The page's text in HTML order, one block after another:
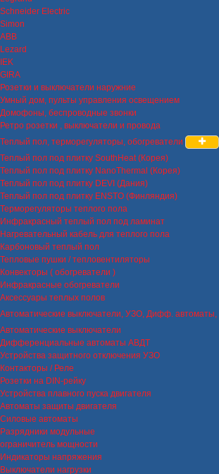
Schneider Electric
Simon
ABB
Lezard
IEK
GIRA
Розетки и выключатели наружние
Умный дом, пульты управления освещением
Домофоны, беспроводные звонки
Ретро розетки , выключатели и провода
Теплый пол, терморегуляторы, обогреватели
Теплый пол под плитку SouthHeat (Корея)
Теплый пол под плитку NanoThermal (Корея)
Теплый пол под плитку DEVI (Дания)
Теплый пол под плитку ENSTO (Финляндия)
Терморегуляторы теплого пола
Инфракрасный теплый пол под ламинат
Нагревательный кабель для теплого пола
Карбоновый теплый пол
Тепловые пушки / тепловентиляторы
Конвекторы ( обогреватели )
Инфракрасные обогреватели
Аксессуары теплых полов
Автоматические выключатели, УЗО, Дифф.
Автоматические выключатели
Дифференциальные автоматы АВДТ
Устройства защитного отключения УЗО
Контакторы / Реле
Розетки на DIN-рейку
Устройства плавного пуска двигателя
Автоматы защиты двигателя
Силовые автоматы
Разрядники модульные
ограничитель мощности
Индикаторы напряжения
Выключатели нагрузки